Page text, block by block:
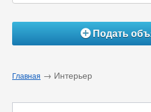
ÁПодать
Главная → Интерьер